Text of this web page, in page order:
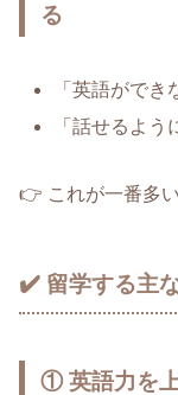
る
「英語ができ
「話せるよう
👉 これが一番多
✔️ 留学する主
① 英語力を